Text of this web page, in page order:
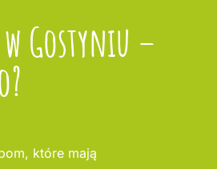
Gostyniu –
które mają